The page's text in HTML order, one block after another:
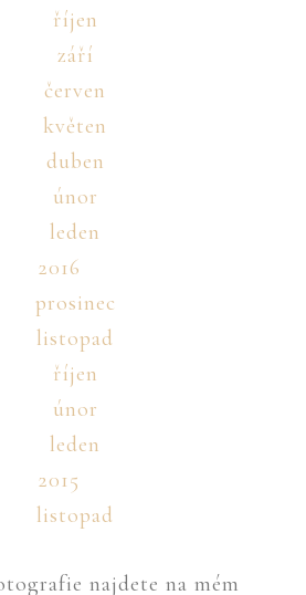
říjen
září
červen
květen
duben
únor
leden
2016
prosinec
listopad
říjen
únor
leden
2015
listopad
najdete na mém